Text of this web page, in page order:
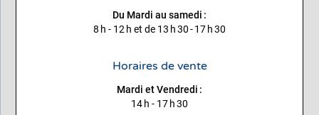
Du Mardi au samedi :
8 h - 12 h et de 13 h 30 - 17 h 30
Horaires de vente
Mardi et Vendredi :
14 h - 17 h 30